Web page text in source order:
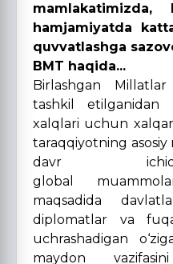
hamjamiyatda
quvvatlashga
BMT haqida...
Birlashgan
tashkil
xalqlari uchun
taraqqiyotning asosiy
davr
global
maqsadida
diplomatlar va
uchrashadigan
maydon